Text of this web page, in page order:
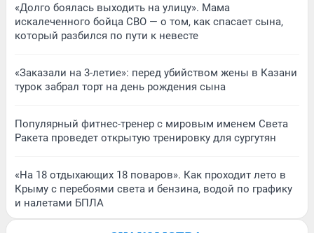
«Долго боялась выходить на улицу». Мама
искалеченного бойца СВО — о том, как спасает сына,
который разбился по пути к невесте
«Заказали на 3-летие»: перед убийством жены в Казани
турок забрал торт на день рождения сына
Популярный фитнес-тренер с мировым именем Света
Ракета проведет открытую тренировку для сургутян
«На 18 отдыхающих 18 поваров». Как проходит лето в
Крыму с перебоями света и бензина, водой по графику
и налетами БПЛА